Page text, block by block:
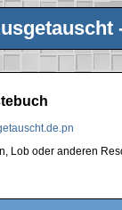
Lob oder anderen